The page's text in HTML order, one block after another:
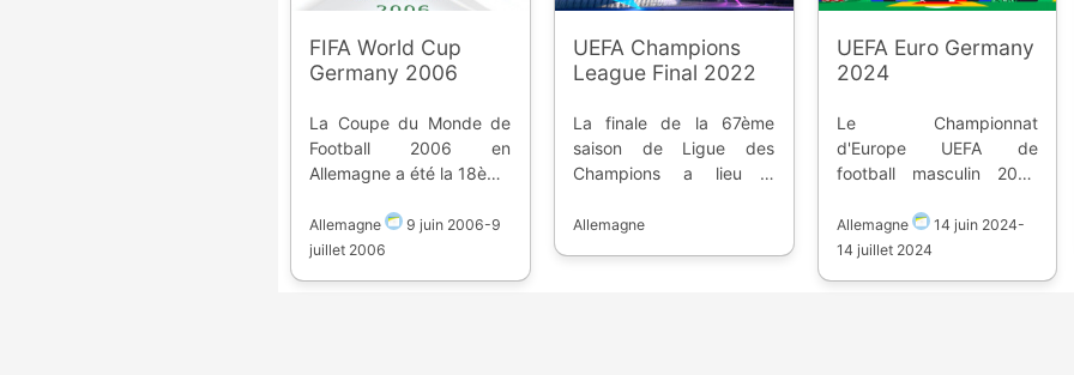
FIFA World Cup
Germany 2006
La Coupe du Monde de
Football 2006 en
Allemagne a été la 18ème
juin au 9 juillet 2006 dans
12 enceintes. Classement
Allemagne 9 juin 2006-9
juillet 2006
UEFA Champions
League Final 2022
La finale de la 67ème
saison de Ligue des
Champions a lieu à
dans l'Allianz Arena, en
Allemagne
UEFA Euro Germany
2024
Le Championnat
d'Europe UEFA de
football masculin 2024
édition de la compétition.
Il aura lieu en Allemagne
Allemagne 14 juin 2024-
14 juillet 2024